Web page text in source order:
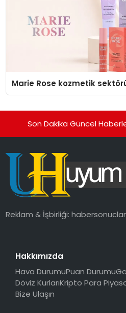
Marie Rose kozmetik
Son Dakika Güncel
Reklam & İşbirliği:
Hakkımızda
Hava DurumuPuan Durumu
Döviz KurlarıKripto Para
Bize Ulaşın